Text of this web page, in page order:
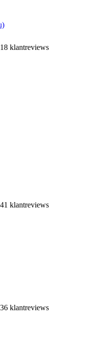
klantreviews
klantreviews
klantreviews